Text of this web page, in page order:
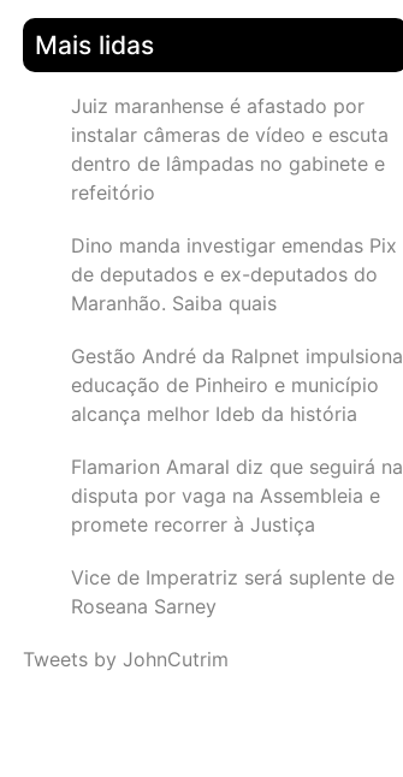
Mais lidas
Juiz maranhense é afastado por
instalar câmeras de vídeo e escuta
dentro de lâmpadas no gabinete e
refeitório
Dino manda investigar emendas Pix
de deputados e ex-deputados do
Maranhão. Saiba quais
Gestão André da Ralpnet impulsiona
educação de Pinheiro e município
alcança melhor Ideb da história
Flamarion Amaral diz que seguirá na
disputa por vaga na Assembleia e
promete recorrer à Justiça
Vice de Imperatriz será suplente de
Roseana Sarney
Tweets by JohnCutrim